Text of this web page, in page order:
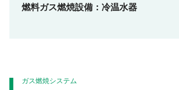
燃料ガス燃焼設備 冷温水器
ガス燃焼システム